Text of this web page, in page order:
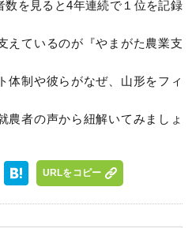
を見ると4年連続で１位を記録
えているのが『やまがた農業支
体制や彼らがなぜ、山形をフィ
農者の声から紐解いてみましょ
URLをコピー